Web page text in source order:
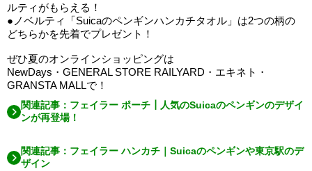
ルティがもらえる！
●ノベルティ「Suicaのペンギンハンカチタオル」は2つの柄の
どちらかを先着でプレゼント！
ぜひ夏のオンラインショッピングは
NewDays・GENERAL STORE RAILYARD・エキネト・
GRANSTA MALLで！
関連記事：フェイラー ポーチ┃人気のSuicaのペンギンのデザイ
ンが再登場！
関連記事：フェイラー ハンカチ｜Suicaのペンギンや東京駅のデ
ザイン